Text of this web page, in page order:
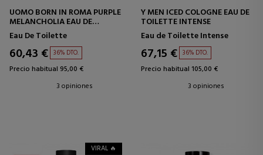
UOMO BORN IN ROMA PURPLE
MELANCHOLIA EAU DE
TOILETTE
Eau De Toilette
60,43 € 36% DTO.
Precio habitual 95,00 €
3 opiniones
Y MEN ICED COLOGNE EAU DE
TOILETTE INTENSE
Eau de Toilette Intense
67,15 € 36% DTO.
Precio habitual 105,00 €
3 opiniones
VIRAL 🔥